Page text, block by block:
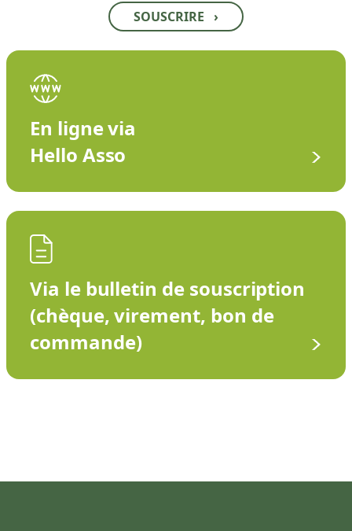
SOUSCRIRE ›
En ligne via
Hello Asso
Via le bulletin de souscription
(chèque, virement, bon de
commande)